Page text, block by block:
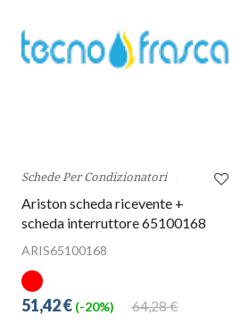
Schede Per Condizionatori
Ariston scheda ricevente +
scheda interruttore 65100168
ARIS65100168
64,28 €
51,42 € (-20%)